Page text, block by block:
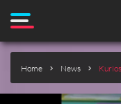
Home News